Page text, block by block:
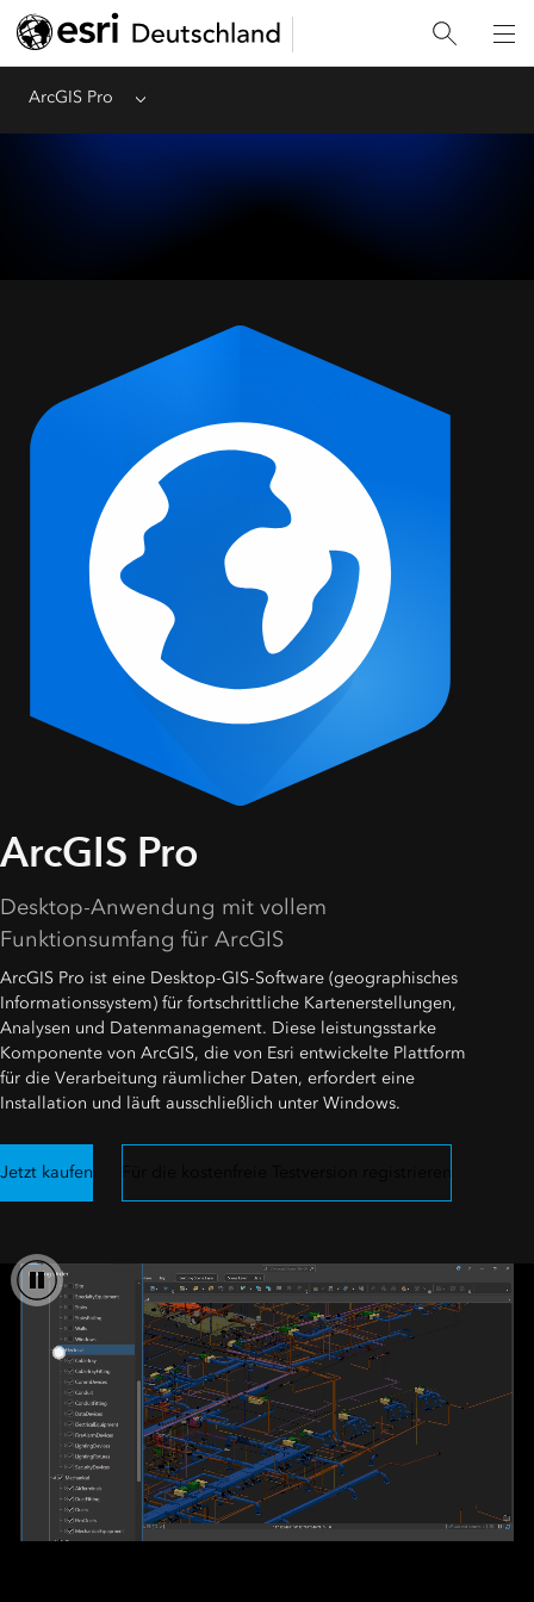
ArcGIS Pro Menu
ArcGIS Pro
Desktop-Anwendung mit vollem
Funktionsumfang für ArcGIS
ArcGIS Pro ist eine Desktop-GIS-Software (geographisches
Informationssystem) für fortschrittliche Kartenerstellungen,
Analysen und Datenmanagement. Diese leistungsstarke
Komponente von ArcGIS, die von Esri entwickelte Plattform
für die Verarbeitung räumlicher Daten, erfordert eine
Installation und läuft ausschließlich unter Windows.
Jetzt kaufen